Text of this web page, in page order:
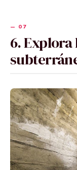
6.